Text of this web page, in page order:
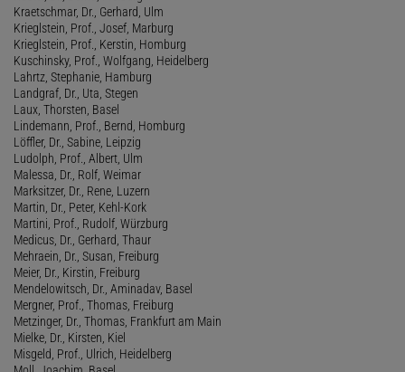
Kraetschmar, Dr., Gerhard, Ulm
Krieglstein, Prof., Josef, Marburg
Krieglstein, Prof., Kerstin, Homburg
Kuschinsky, Prof., Wolfgang, Heidelberg
Lahrtz, Stephanie, Hamburg
Landgraf, Dr., Uta, Stegen
Laux, Thorsten, Basel
Lindemann, Prof., Bernd, Homburg
Löffler, Dr., Sabine, Leipzig
Ludolph, Prof., Albert, Ulm
Malessa, Dr., Rolf, Weimar
Marksitzer, Dr., Rene, Luzern
Martin, Dr., Peter, Kehl-Kork
Martini, Prof., Rudolf, Würzburg
Medicus, Dr., Gerhard, Thaur
Mehraein, Dr., Susan, Freiburg
Meier, Dr., Kirstin, Freiburg
Mendelowitsch, Dr., Aminadav, Basel
Mergner, Prof., Thomas, Freiburg
Metzinger, Dr., Thomas, Frankfurt am Main
Mielke, Dr., Kirsten, Kiel
Misgeld, Prof., Ulrich, Heidelberg